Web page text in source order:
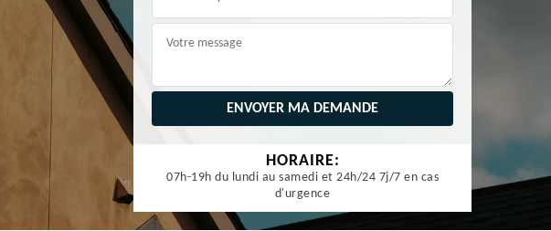
HORAIRE:
07h-19h du lundi au samedi et 24h/24 7j/7 en cas
d'urgence